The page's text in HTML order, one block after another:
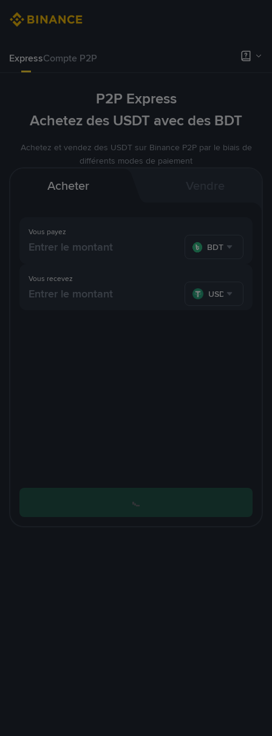
ExpressCompte P2P
P2P Express
Achetez des USDT avec des BDT
Achetez et vendez des USDT sur Binance P2P par le biais de
différents modes de paiement
Acheter
Vous payez
BDT
Vous recevez
USDT